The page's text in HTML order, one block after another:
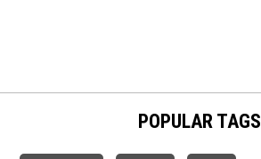
POPULAR TAGS